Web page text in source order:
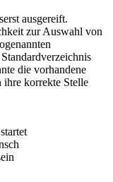
ausgereift.
zur Auswahl von
die vorhandene
ihre korrekte Stelle